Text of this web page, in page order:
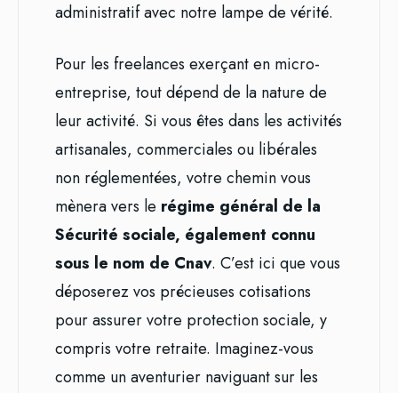
administratif avec notre lampe de vérité.
Pour les freelances exerçant en micro-
entreprise, tout dépend de la nature de
leur activité. Si vous êtes dans les activités
artisanales, commerciales ou libérales
non réglementées, votre chemin vous
mènera vers le régime général de la
Sécurité sociale, également connu
sous le nom de Cnav. C’est ici que vous
déposerez vos précieuses cotisations
pour assurer votre protection sociale, y
compris votre retraite. Imaginez-vous
comme un aventurier naviguant sur les